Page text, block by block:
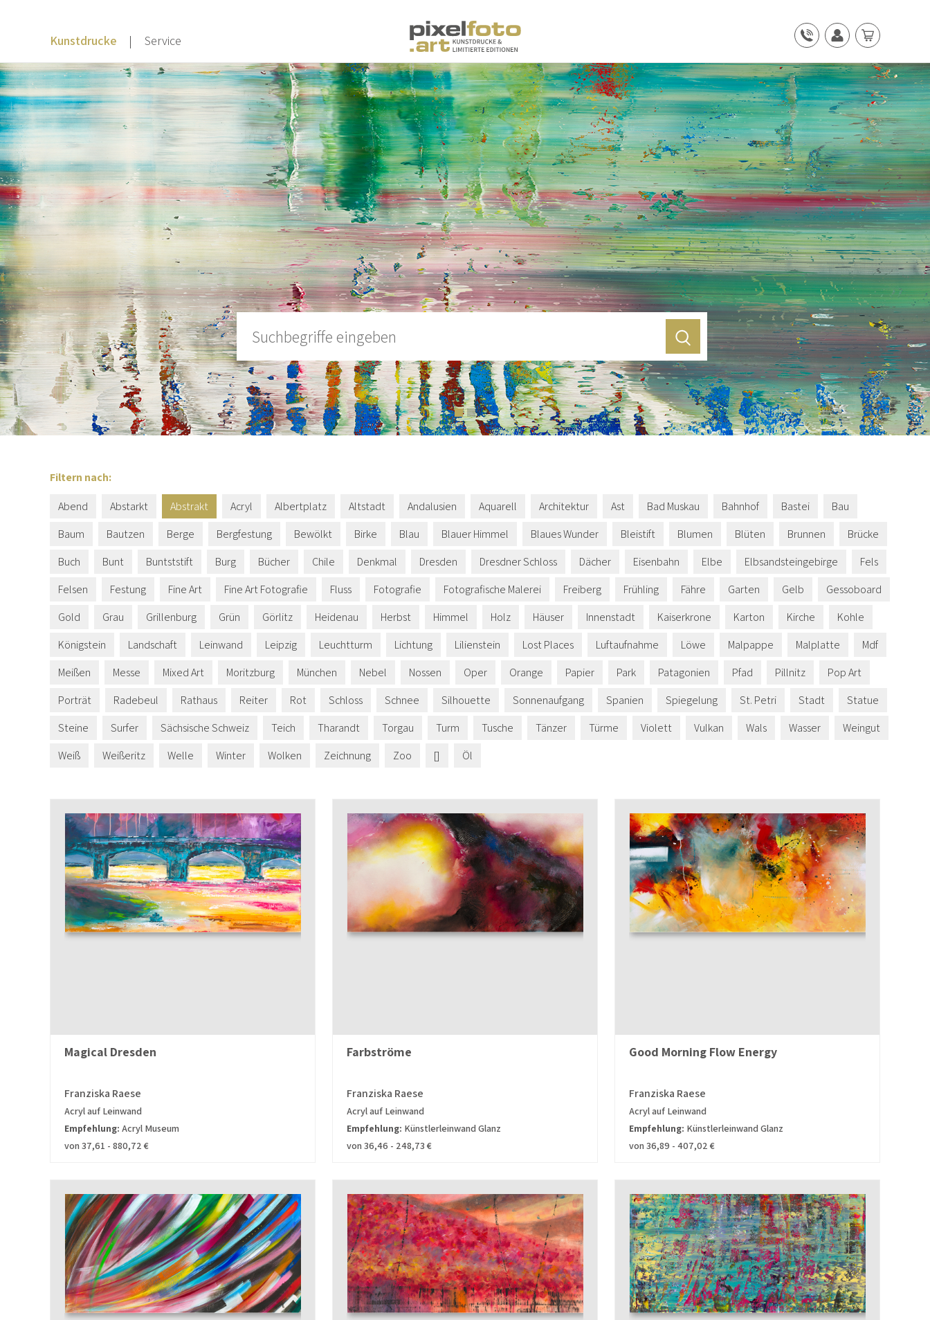
Kunstdrucke Service
Filtern nach:
Abend
Abstarkt Abstrakt Acryl Albertplatz Altstadt Andalusien Aquarell Architektur Ast Bad Muskau Bahnhof Bastei
Bau
Baum
Bautzen Berge Bergfestung Bewölkt Birke Blau Blauer Himmel Blaues Wunder Bleistift Blumen Blüten Brunnen
Brücke
Buch
Bunt Buntststift Burg Bücher Chile Denkmal Dresden Dresdner Schloss Dächer Eisenbahn Elbe Elbsandsteingebirge
Fels
Felsen
Festung Fine Art Fine Art Fotografie Fluss Fotografie Fotografische Malerei Freiberg Frühling Fähre Garten Gelb
Gessoboard
Gold
Grau Grillenburg Grün Görlitz Heidenau Herbst Himmel Holz Häuser Innenstadt Kaiserkrone Karton Kirche
Kohle
Königstein
Landschaft Leinwand Leipzig Leuchtturm Lichtung Lilienstein Lost Places Luftaufnahme Löwe Malpappe Malplatte
Mdf
Meißen
Messe Mixed Art Moritzburg München Nebel Nossen Oper Orange Papier Park Patagonien Pfad Pillnitz
Pop Art
Porträt
Radebeul Rathaus Reiter Rot Schloss Schnee Silhouette Sonnenaufgang Spanien Spiegelung St. Petri Stadt
Statue
Steine
Surfer Sächsische Schweiz Teich Tharandt Torgau Turm Tusche Tänzer Türme Violett Vulkan Wals Wasser
Weingut
Weiß
Weißeritz Welle Winter Wolken Zeichnung Zoo [] Öl
Magical Dresden
Franziska Raese
Acryl auf Leinwand
Empfehlung: Acryl Museum
von 37,61 - 880,72 €
Farbströme
Franziska Raese
Acryl auf Leinwand
Empfehlung: Künstlerleinwand Glanz
von 36,46 - 248,73 €
Good Morning Flow Energy
Franziska Raese
Acryl auf Leinwand
Empfehlung: Künstlerleinwand Glanz
von 36,89 - 407,02 €